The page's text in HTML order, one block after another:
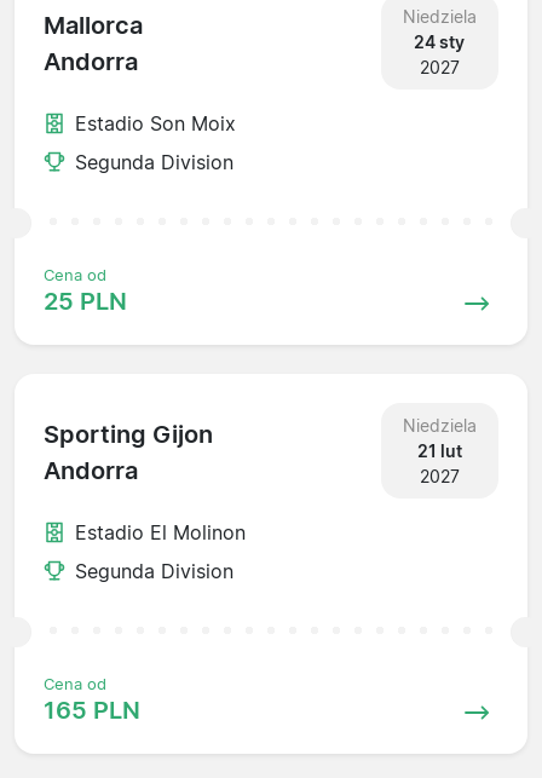
Mallorca
Andorra
Niedziela
24 sty
2027
Estadio Son Moix
Segunda Division
Cena od
25 PLN
Sporting Gijon
Andorra
Niedziela
21 lut
2027
Estadio El Molinon
Segunda Division
Cena od
165 PLN